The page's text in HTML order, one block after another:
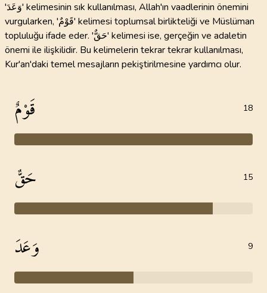
'وَعَدَ' kelimesinin sık kullanılması, Allah'ın vaadlerinin önemini
vurgularken, 'قَوْمٌ' kelimesi toplumsal birlikteliği ve Müslüman
topluluğu ifade eder. 'حَقٌّ' kelimesi ise, gerçeğin ve adaletin
önemi ile ilişkilidir. Bu kelimelerin tekrar tekrar kullanılması,
Kur'an'daki temel mesajların pekiştirilmesine yardımcı olur.
قَوْمٌ 18
حَقٌّ 15
وَعَدَ 9